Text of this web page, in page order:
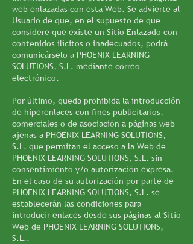
web enlazadas con esta Web. Se advierte al
Usuario de que, en el supuesto de que
considere que existe un Sitio Enlazado con
contenidos ilícitos o inadecuados, podrá
comunicárselo a PHOENIX LEARNING
SOLUTIONS, S.L. mediante correo
electrónico.
Por último, queda prohibida la introducción
de hiperenlaces con fines publicitarios,
comerciales o de asociación a páginas web
ajenas a PHOENIX LEARNING SOLUTIONS,
S.L. que permitan el acceso a la Web de
PHOENIX LEARNING SOLUTIONS, S.L. sin
consentimiento y/o autorización expresa.
En el caso de su autorización por parte de
PHOENIX LEARNING SOLUTIONS, S.L. se
establecerán las condiciones para
introducir enlaces desde sus páginas al Sitio
Web de PHOENIX LEARNING SOLUTIONS,
S.L..